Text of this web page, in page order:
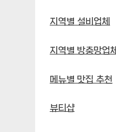
지역별 설비업체
지역별 방충망업체
메뉴별 맛집 추천
뷰티샵